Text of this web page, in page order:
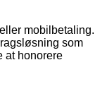
mobilbetaling.
som
at honorere